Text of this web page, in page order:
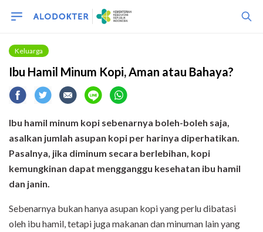
Keluarga
Ibu Hamil Minum Kopi, Aman atau Bahaya?
Ibu hamil minum kopi sebenarnya boleh-boleh saja,
asalkan jumlah asupan kopi per harinya diperhatikan.
Pasalnya, jika diminum secara berlebihan, kopi
kemungkinan dapat mengganggu kesehatan ibu hamil
dan janin.
Sebenarnya bukan hanya asupan kopi yang perlu dibatasi
oleh ibu hamil, tetapi juga makanan dan minuman lain yang